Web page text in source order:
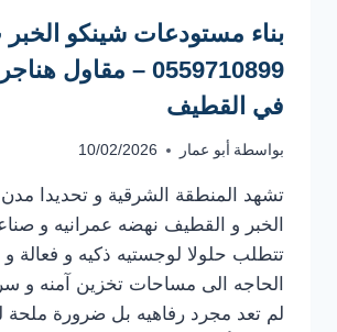
بناء مستودعات شينكو
0559710899 – مقاول
في القطيف
بواسطة أبو عمار 10/02/2026
تشهد المنطقة الشرقية و تحديدا مدن
الخبر و القطيف نهضه عمرانيه و
تتطلب حلولا لوجستيه ذكيه و فعالة و
الحاجه الى مساحات تخزين آمنه و
لم تعد مجرد رفاهيه بل ضرورة